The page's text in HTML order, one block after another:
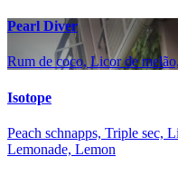
Pearl Diver
Rum de coco, Licor de
Isotope
Peach schnapps, Triple sec,
Lemonade, Lemon